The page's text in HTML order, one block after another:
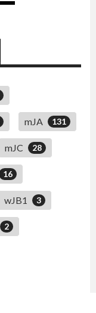
mJA 131
mJC 28
16
wJB1 3
2